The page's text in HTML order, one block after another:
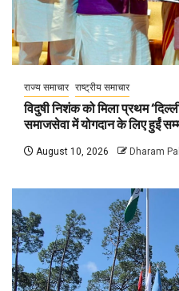
राज्य समाचार राष्ट्रीय समाचार
विदुषी निशंक को मिला प्रथम
समाजसेवा में योगदान के लिए हुईं
August 10, 2026 Dharam